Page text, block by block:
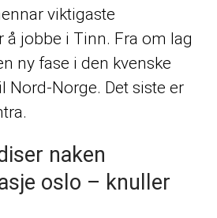
viktigaste
jobbe i Tinn. Fra om lag
ny fase i den kvenske
Nord-Norge. Det siste er
naken
oslo – knuller